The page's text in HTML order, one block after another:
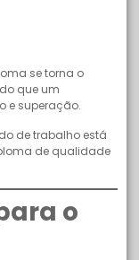
se torna o
que um
e superação.
de trabalho está
de qualidade
o